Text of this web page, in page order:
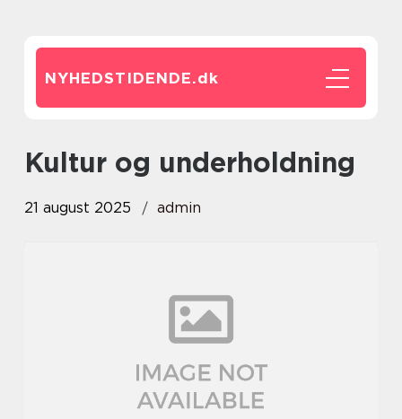
NYHEDSTIDENDE.dk
Kultur og underholdning
21 august 2025 admin